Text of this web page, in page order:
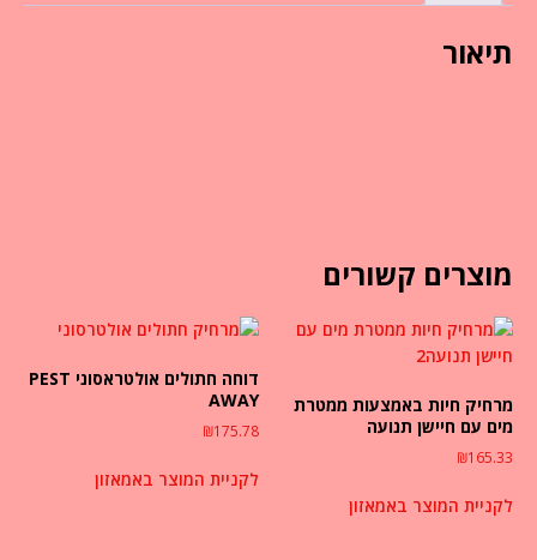
תיאור
מוצרים קשורים
מרחיק חיות באמצעות ממטרת
מים עם חיישן תנועה
₪165.33
לקניית המוצר באמאזון
דוחה חתולים אולטראסוני PEST
AWAY
₪175.78
לקניית המוצר באמאזון